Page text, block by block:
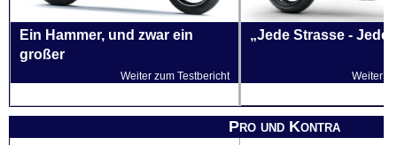
Ein Hammer, und zwar ein
großer
Weiter zum Testbericht
„Jede Strasse -
Weiter
Pro und Kontra